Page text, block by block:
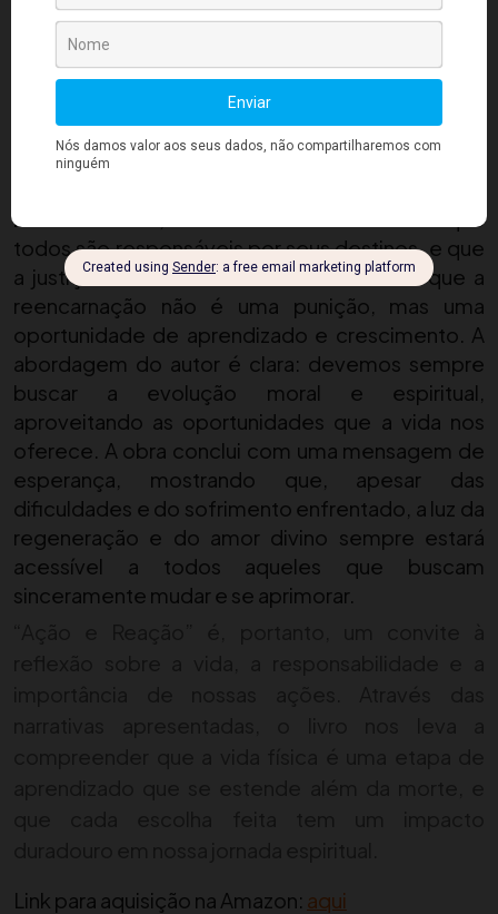
oferecendo amor, carinho e orientação. O livro
ilustra que, mesmo em meio ao sofrimento, há
sempre uma esperança de renovação e a
possibilidade de reencarnação, onde as almas
podem ter uma nova chance de corrigir suas
falhas.
No fim da obra
, André Luiz enfatiza a ideia de que
todos são responsáveis por seus destinos, e que
a justiça divina é infalível. Ele nos lembra que a
reencarnação não é uma punição, mas uma
oportunidade de aprendizado e crescimento. A
abordagem do autor é clara: devemos sempre
buscar a evolução moral e espiritual,
aproveitando as oportunidades que a vida nos
oferece. A obra conclui com uma mensagem de
esperança, mostrando que, apesar das
dificuldades e do sofrimento enfrentado, a luz da
regeneração e do amor divino sempre estará
acessível a todos aqueles que buscam
sinceramente mudar e se aprimorar.
Link para aquisição na Amazon: aqui